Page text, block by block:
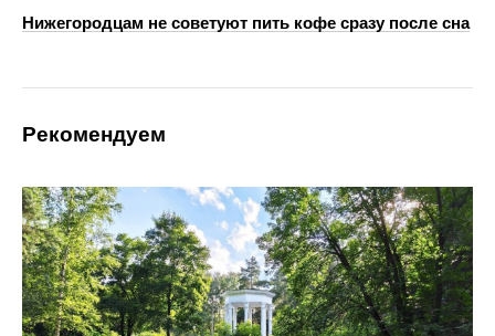
Нижегородцам не советуют пить кофе сразу после сна
Рекомендуем